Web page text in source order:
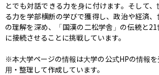
とでも対話できる力を身に付けます。そして
る力を学部横断の学びで獲得し、政治や経済
の理解を深め、「国漢の二松学舎」の伝統と
に接続させることに挑戦しています。
※本大学ページの情報は大学の公式HPの情報を
用・整理して作成しています。